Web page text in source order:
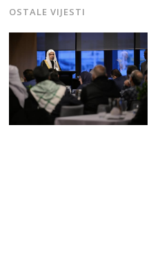
OSTALE VIJESTI